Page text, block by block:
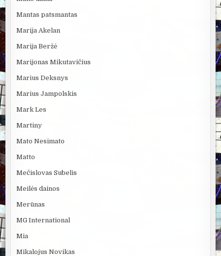
Mantas patsmantas
Marija Akelan
Marija Beržė
Marijonas Mikutavičius
Marius Deksnys
Marius Jampolskis
Mark Les
Martiny
Mato Nesimato
Matto
Mečislovas Subelis
Meilės dainos
Merūnas
MG International
Mia
Mikalojus Novikas